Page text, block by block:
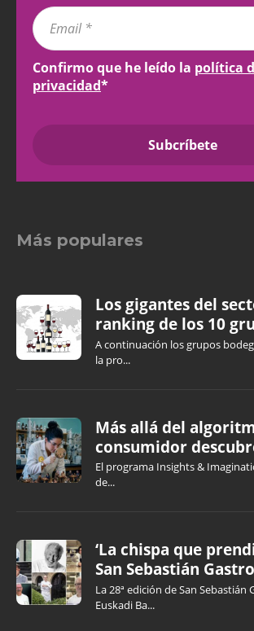
Confirmo que he leído la política
privacidad*
Más populares
Los gigantes del
ranking de los 10
A continuación los grupos
la pro...
Más allá del
consumidor
El programa Insights &
de...
‘La chispa que
San Sebastián
La 28ª edición de San Sebastián
Euskadi Ba...